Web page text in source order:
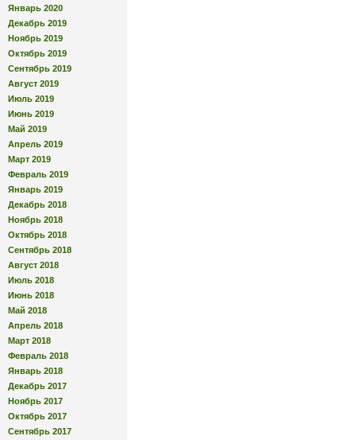
Январь 2020
Декабрь 2019
Ноябрь 2019
Октябрь 2019
Сентябрь 2019
Август 2019
Июль 2019
Июнь 2019
Май 2019
Апрель 2019
Март 2019
Февраль 2019
Январь 2019
Декабрь 2018
Ноябрь 2018
Октябрь 2018
Сентябрь 2018
Август 2018
Июль 2018
Июнь 2018
Май 2018
Апрель 2018
Март 2018
Февраль 2018
Январь 2018
Декабрь 2017
Ноябрь 2017
Октябрь 2017
Сентябрь 2017